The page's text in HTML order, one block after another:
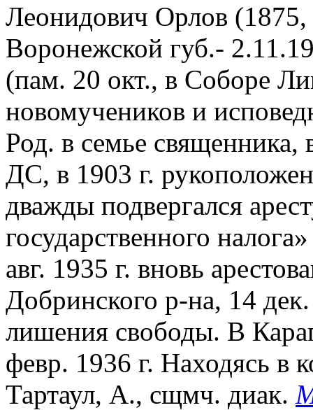
Леонидович Орлов
Воронежской губ.-
(пам. 20 окт., в Соборе
новомучеников и
Род. в семье священника,
ДС, в 1903 г.
дважды подвергался
государственного
авг. 1935 г. вновь
Добринского р-на, 14
лишения свободы. В
февр. 1936 г. Находясь в
Тартаул, А., сщмч. диак.